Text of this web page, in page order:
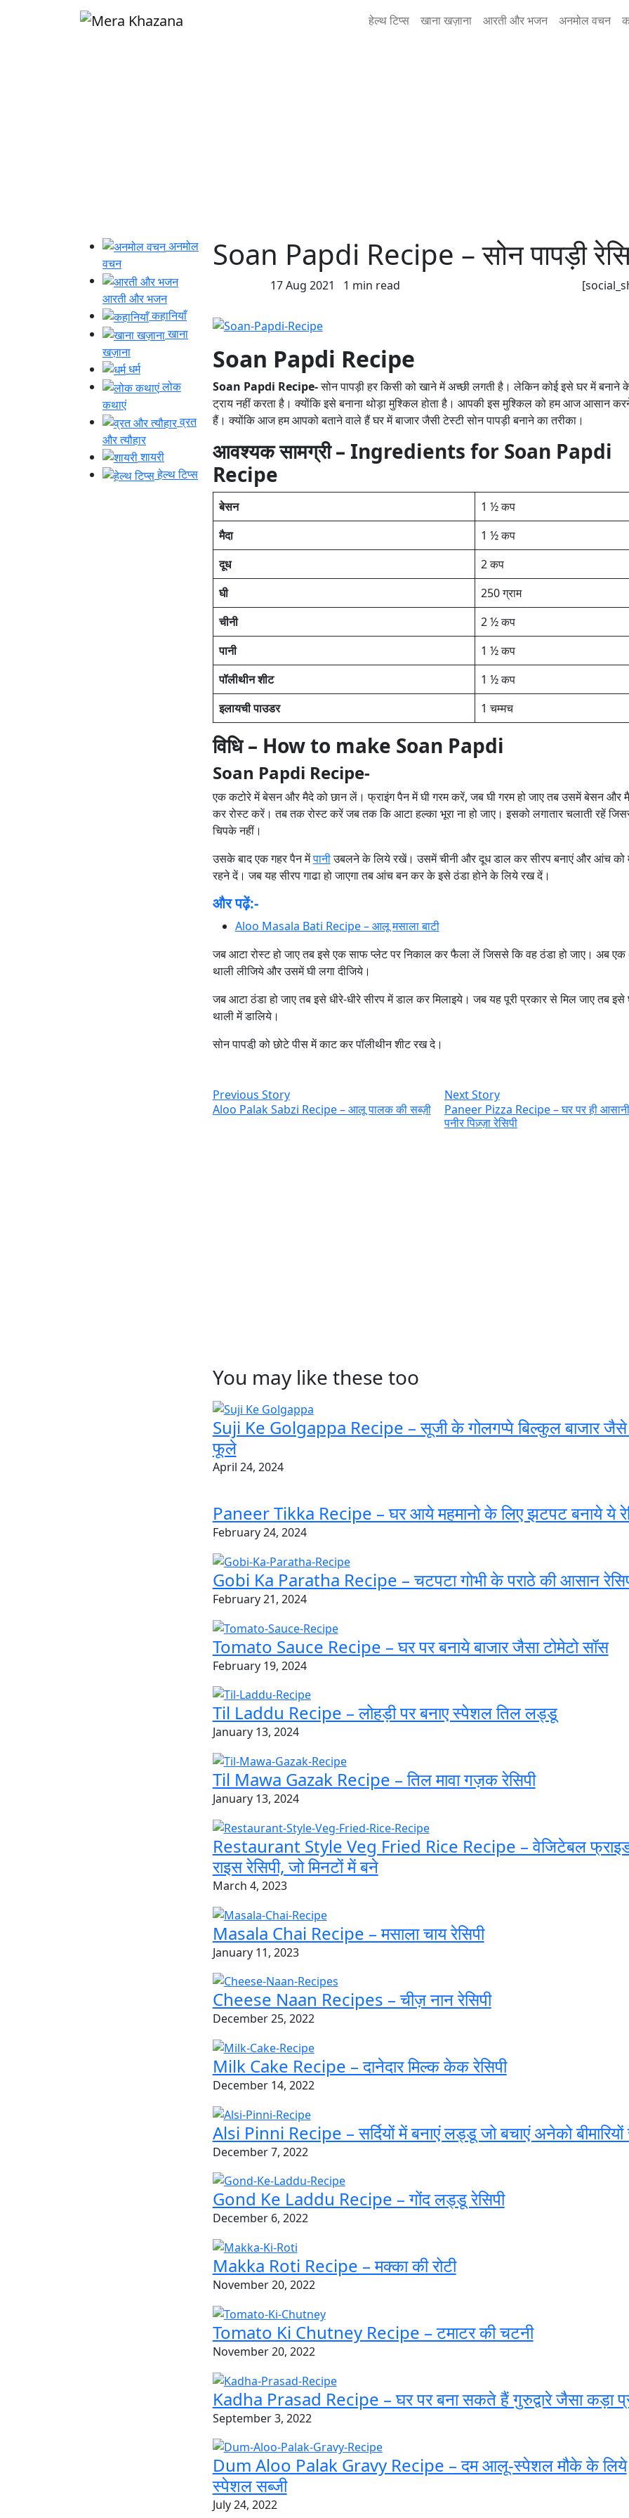
हेल्थ टिप्स खाना खज़ाना आरती और भजन अनमोल वचन
अनमोल
वचन
आरती और भजन
कहानियाँ
खाना
खज़ाना
धर्म
लोक
कथाएं
व्रत
और त्यौहार
शायरी
हेल्थ टिप्स
Soan Papdi Recipe – सोन पापड़ी
17 Aug 2021 1 min read
Soan Papdi Recipe
Soan Papdi Recipe-सोन पापड़ी हर किसी को खाने में अच्छी लगती है। लेकिन कोई इसे घर में बनाने
ट्राय नहीं करता है। क्योंकि इसे बनाना थोड़ा मुश्किल होता है। आपकी इस मुश्किल को हम आज आसान
हैं। क्योंकि आज हम आपको बताने वाले हैं घर में बाजार जैसी टेस्टी सोन पापड़ी बनाने का तरीका।
आवश्यक सामग्री – Ingredients for Soan Papdi
Recipe
बेसन
1 ½ कप
मैदा
1 ½ कप
दूध
2 कप
घी
250 ग्राम
चीनी
2 ½ कप
पानी
1 ½ कप
पॉलीथीन शीट
1 ½ कप
इलायची पाउडर
1 चम्‍मच
विधि – How to make Soan Papdi
Soan Papdi Recipe-
एक कटोरे में बेसन और मैदे को छान लें। फ्राइंग पैन में घी गरम करें, जब घी गरम हो जाए तब उसमें बेसन और
कर रोस्‍ट करें। तब तक रोस्‍ट करें जब तक कि आटा हल्‍का भूरा ना हो जाए। इसको लगातार चलाती रहें
चिपके नहीं।
उसके बाद एक गहर पैन मेंपानीउबलने के लिये रखें। उसमें चीनी और दूध डाल कर सीरप बनाएं और आंच को
रहने दें। जब यह सीरप गाढा हो जाएगा तब आंच बन कर के इसे ठंडा होने के लिये रख दें।
और पढ़ें:-
Aloo Masala Bati Recipe – आलू मसाला बाटी
जब आटा रोस्‍ट हो जाए तब इसे एक साफ प्‍लेट पर निकाल कर फैला लें जिससे कि वह ठंडा हो जाए। अब एक
थाली लीजिये और उसमें घी लगा दीजिये।
जब आटा ठंडा हो जाए तब इसे धीरे-धीरे सीरप में डाल कर मिलाइये। जब यह पूरी प्रकार से मिल जाए तब इसे
थाली में डालिये।
सोन पापडी़ को छोटे पीस में काट कर पॉलीथीन शीट रख दे।
Previous Story
Aloo Palak Sabzi Recipe – आलू पालक की सब्ज़ी
Next Story
Paneer Pizza Recipe – घर पर ही
पनीर पिज़्ज़ा रेसिपी
You may like these too
Suji Ke Golgappa Recipe – सूजी के गोलगप्पे बिल्कुल बाजार
फूले
April 24, 2024
Paneer Tikka Recipe – घर आये महमानो के लिए झटपट बनाये ये
February 24, 2024
Gobi Ka Paratha Recipe – चटपटा गोभी के पराठे की आसान
February 21, 2024
Tomato Sauce Recipe – घर पर बनाये बाजार जैसा टोमेटो सॉस
February 19, 2024
Til Laddu Recipe – लोहड़ी पर बनाए स्पेशल तिल लड्डू
January 13, 2024
Til Mawa Gazak Recipe – तिल मावा गज़क रेसिपी
January 13, 2024
Restaurant Style Veg Fried Rice Recipe – वेजिटेबल
राइस रेसिपी, जो मिनटों में बने
March 4, 2023
Masala Chai Recipe – मसाला चाय रेसिपी
January 11, 2023
Cheese Naan Recipes – चीज़ नान रेसिपी
December 25, 2022
Milk Cake Recipe – दानेदार मिल्क केक रेसिपी
December 14, 2022
Alsi Pinni Recipe – सर्दियों में बनाएं लड्डू जो बचाएं अनेको
December 7, 2022
Gond Ke Laddu Recipe – गोंद लड्डू रेसिपी
December 6, 2022
Makka Roti Recipe – मक्का की रोटी
November 20, 2022
Tomato Ki Chutney Recipe – टमाटर की चटनी
November 20, 2022
Kadha Prasad Recipe – घर पर बना सकते हैं गुरुद्वारे जैसा कड़ा
September 3, 2022
Dum Aloo Palak Gravy Recipe – दम आलू-स्पेशल मौके के लिये
स्पेशल सब्जी
July 24, 2022